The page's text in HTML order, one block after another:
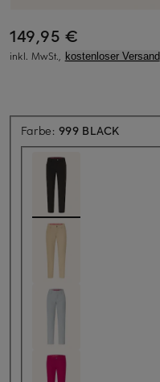
149,95 €
inkl. MwSt., kostenloser Versand
Farbe:999 BLACK